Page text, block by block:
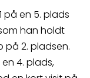
på en 5. plads
han holdt
på 2. pladsen.
4. plads,